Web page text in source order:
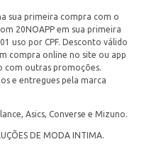
sua primeira compra com o
20NOAPP em sua primeira
uso por CPF. Desconto válido
compra online no site ou app
com outras promoções.
e entregues pela marca
Asics, Converse e Mizuno.
DE MODA INTIMA.